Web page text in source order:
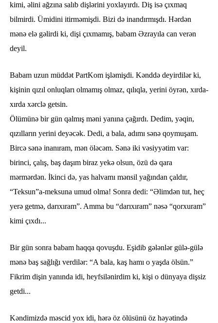
kimi, əlini ağzına salıb dişlərini yoxlayırdı. Diş isə çıxmaq
bilmirdi. Ümidini itirməmişdi. Bizi də inandırmışdı. Hərdən
mənə elə gəlirdi ki, dişi çıxmamış, babam Əzrayıla can verən
deyil.
Babam uzun müddət PartKom işləmişdi. Kənddə deyirdilər ki,
kişinin qızıl onluqları olmamış olmaz, qılıqla, yerini öyrən, xırda-
xırda xərclə getsin.
Ölümünə bir gün qalmış məni yanına çağırdı. Dedim, yəqin,
qızılların yerini deyəcək. Dedi, a bala, adımı sənə qoymuşam.
Bircə sənə inanıram, mən öləcəm. Sənə iki vəsiyyətim var:
birinci, çalış, baş daşım biraz yekə olsun, özü də qara
mərmərdən. İkinci də, yas halvamı mənsil yağından çaldır,
“Teksun”a-meksuna umud olma! Sonra dedi: “Əlimdən tut, heç
yerə getmə, darıxıram”. Amma bu “darıxıram” nəsə “qorxuram”
kimi çıxdı...
Bir gün sonra babam haqqa qovuşdu. Eşidib gələnlər gülə-gülə
mənə baş sağlığı verdilər: “A bala, kaş hamı o yaşda ölsün.”
Fikrim dişin yanında idi, heyfsilənirdim ki, kişi o dünyaya dişsiz
getdi...
Kəndimizdə məscid yox idi, hərə öz ölüsünü öz həyətində